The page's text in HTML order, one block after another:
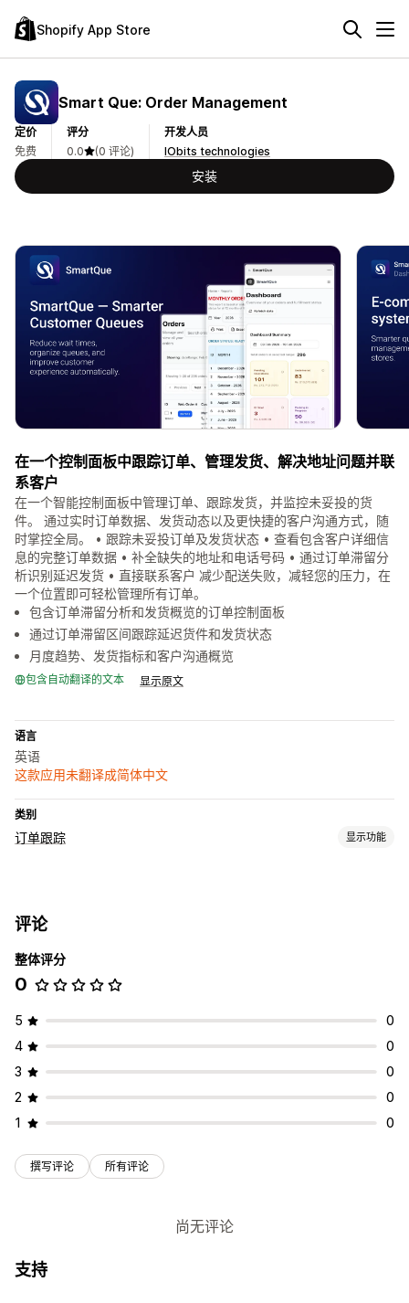
Shopify App Store
Smart Que: Order Management
定价
免费
评分
0.0
(0 评论)
开发人员
IObits technologies
安装
在一个控制面板中跟踪订单、管理发货、解决地址问题并联
系客户
在一个智能控制面板中管理订单、跟踪发货，并监控未妥投的货
件。 通过实时订单数据、发货动态以及更快捷的客户沟通方式，随
时掌控全局。 • 跟踪未妥投订单及发货状态 • 查看包含客户详细信
息的完整订单数据 • 补全缺失的地址和电话号码 • 通过订单滞留分
析识别延迟发货 • 直接联系客户 减少配送失败，减轻您的压力，在
一个位置即可轻松管理所有订单。
包含订单滞留分析和发货概览的订单控制面板
通过订单滞留区间跟踪延迟货件和发货状态
月度趋势、发货指标和客户沟通概览
包含自动翻译的文本 显示原文
语言
英语
这款应用未翻译成简体中文
类别
订单跟踪 显示功能
评论
整体评分
0
5
0
4
0
3
0
2
0
1
0
撰写评论 所有评论
尚无评论
支持